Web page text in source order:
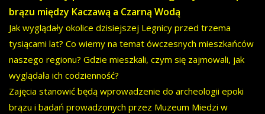
brązu między Kaczawą a Czarną Wodą
Jak wyglądały okolice dzisiejszej Legnicy przed trzema
tysiącami lat? Co wiemy na temat ówczesnych mieszkańców
naszego regionu? Gdzie mieszkali, czym się zajmowali, jak
wyglądała ich codzienność?
Zajęcia stanowić będą wprowadzenie do archeologii epoki
brązu i badań prowadzonych przez Muzeum Miedzi w